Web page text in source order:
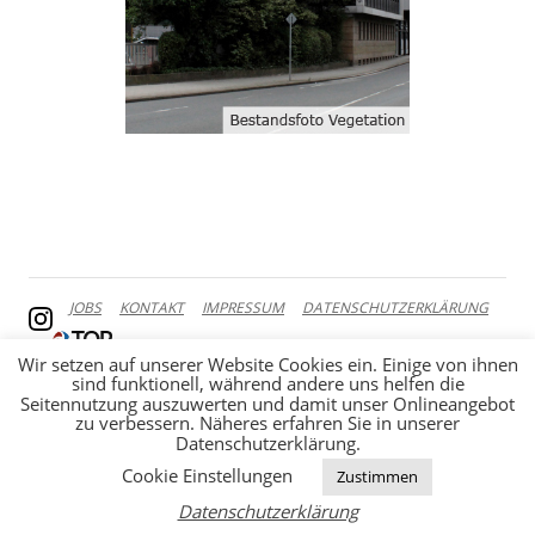
JOBS KONTAKT IMPRESSUM DATENSCHUTZERKLÄRUNG
Wir setzen auf unserer Website Cookies ein. Einige von ihnen
sind funktionell, während andere uns helfen die
Seitennutzung auszuwerten und damit unser Onlineangebot
zu verbessern. Näheres erfahren Sie in unserer
Datenschutzerklärung.
Cookie Einstellungen
Zustimmen
Datenschutzerklärung